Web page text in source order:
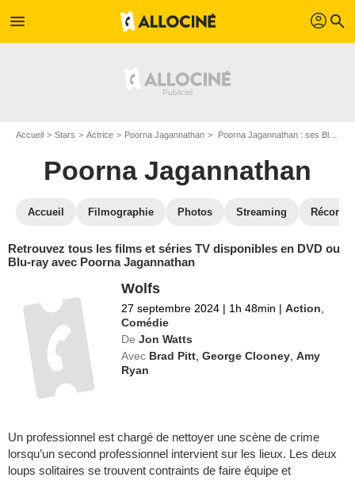
menu profil search
Accueil Stars Actrice Poorna Jagannathan Poorna Jagannathan : ses Blu-Ray, DVD, VOD, SVOD
Poorna Jagannathan
Accueil Filmographie Photos Streaming
Retrouvez tous les films et séries TV disponibles en DVD ou
Blu-ray avec Poorna Jagannathan
Wolfs
27 septembre 2024 | 1h 48min | Action
Comédie
De Jon Watts
Avec Brad Pitt ,George Clooney ,Amy
Ryan
Un professionnel est chargé de nettoyer une scène de crime
lorsqu’un second professionnel intervient sur les lieux. Les deux
loups solitaires se trouvent contraints de faire équipe et